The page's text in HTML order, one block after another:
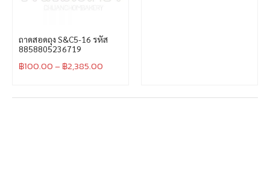
ถาดสอดถุง S&C5-16 รหัส
8858805236719
฿100.00– ฿2,385.00